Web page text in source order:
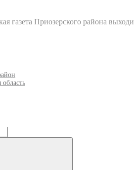
газета Приозерского района
область